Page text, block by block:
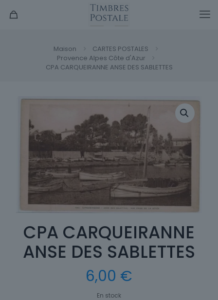
Maison
CARTES POSTALES
Provence Alpes Côte d'Azur
CPA CARQUEIRANNE ANSE DES SABLETTES
CPA CARQUEIRANNE
ANSE DES SABLETTES
6,00 €
En stock